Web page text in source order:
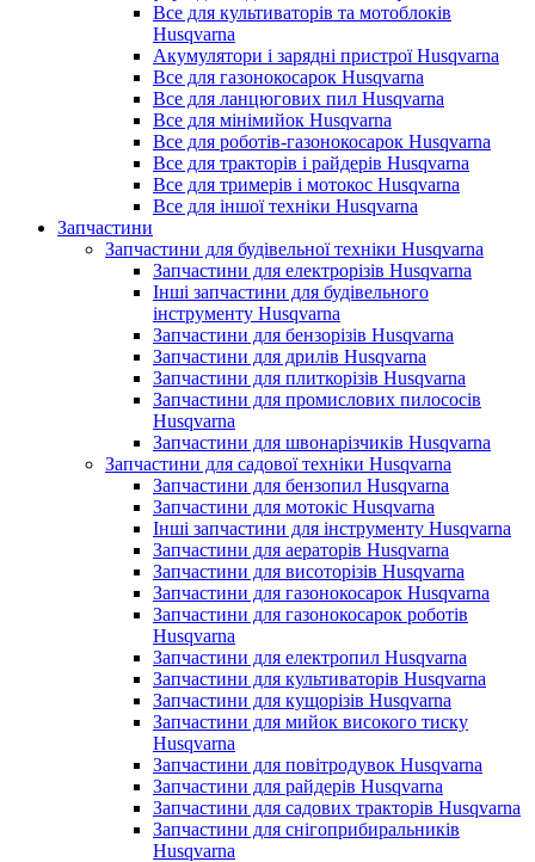
Все для культиваторів та мотоблоків
Husqvarna
Акумулятори і зарядні пристрої Husqvarna
Все для газонокосарок Husqvarna
Все для ланцюгових пил Husqvarna
Все для мінімийок Husqvarna
Все для роботів-газонокосарок Husqvarna
Все для тракторів і райдерів Husqvarna
Все для тримерів і мотокос Husqvarna
Все для іншої техніки Husqvarna
Запчастини
Запчастини для будівельної техніки Husqvarna
Запчастини для електрорізів Husqvarna
Інші запчастини для будівельного
інструменту Husqvarna
Запчастини для бензорізів Husqvarna
Запчастини для дрилів Husqvarna
Запчастини для плиткорізів Husqvarna
Запчастини для промислових пилососів
Husqvarna
Запчастини для швонарізчиків Husqvarna
Запчастини для садової техніки Husqvarna
Запчастини для бензопил Husqvarna
Запчастини для мотокіс Husqvarna
Інші запчастини для інструменту Husqvarna
Запчастини для аераторів Husqvarna
Запчастини для висоторізів Husqvarna
Запчастини для газонокосарок Husqvarna
Запчастини для газонокосарок роботів
Husqvarna
Запчастини для електропил Husqvarna
Запчастини для культиваторів Husqvarna
Запчастини для кущорізів Husqvarna
Запчастини для мийок високого тиску
Husqvarna
Запчастини для повітродувок Husqvarna
Запчастини для райдерів Husqvarna
Запчастини для садових тракторів Husqvarna
Запчастини для снігоприбиральників
Husqvarna